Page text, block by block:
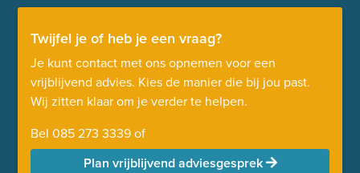
Twijfel je of heb je een vraag?
Je kunt contact met ons opnemen voor een
vrijblijvend advies. Kies de manier die bij jou past.
Wij zitten klaar om je verder te helpen.
Bel 085 273 3339of
Plan vrijblijvend adviesgesprek